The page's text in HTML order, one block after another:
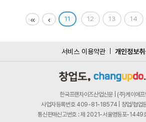
11 12 13 14
서비스 이용약관 개인정보
한국프랜차이즈산업신문 | (주)케이에
사업자등록번호 409-81-18574 | 창업/협업
통신판매신고번호 : 제 2021-서울영등포-1449